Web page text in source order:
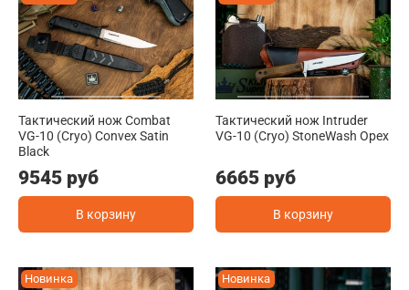
Тактический нож Combat
VG-10 (Cryo) Convex Satin
Black
9545 руб
В корзину
Тактический нож Intruder
VG-10 (Cryo) StoneWash Орех
6665 руб
В корзину
Новинка Новинка